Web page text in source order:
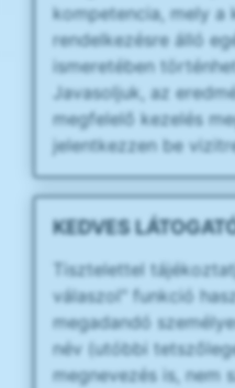
kompetencia, mely a
rendelkezésre álló
ismeretében
Javasoljuk, az
megfelelő kezelés
jelentkezzen be
KEDVES
Tisztelettel
válaszol" funkció
megadandó
név (utóbbi
megnevezés is, nem